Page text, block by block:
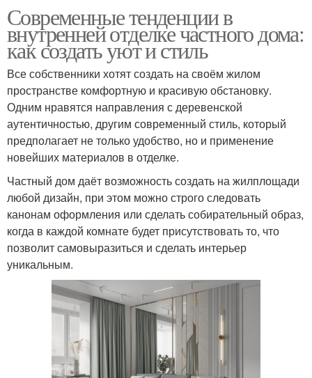
Современные тенденции в
внутренней отделке частного дома:
как создать уют и стиль
Все собственники хотят создать на своём жилом
пространстве комфортную и красивую обстановку.
Одним нравятся направления с деревенской
аутентичностью, другим современный стиль, который
предполагает не только удобство, но и применение
новейших материалов в отделке.
Частный дом даёт возможность создать на жилплощади
любой дизайн, при этом можно строго следовать
канонам оформления или сделать собирательный образ,
когда в каждой комнате будет присутствовать то, что
позволит самовыразиться и сделать интерьер
уникальным.